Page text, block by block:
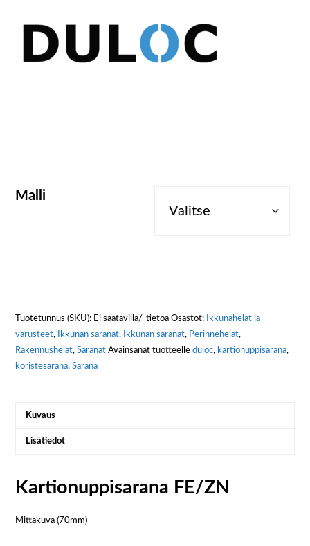
Malli
Tuotetunnus (SKU): Ei saatavilla/-tietoa Osastot:
Ikkunahelat ja -
varusteet, Ikkunan saranat, Ikkunan saranat, Perinnehelat,
Rakennushelat,Saranat Avainsanat tuotteelleduloc, kartionuppisarana,
koristesarana,Sarana
Kuvaus
Lisätiedot
Kartionuppisarana FE/ZN
Mittakuva (70mm)